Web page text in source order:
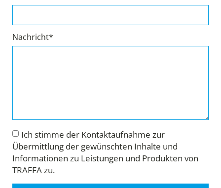
Nachricht*
Ich stimme der Kontaktaufnahme zur
Übermittlung der gewünschten Inhalte und
Informationen zu Leistungen und Produkten von
TRAFFA zu.